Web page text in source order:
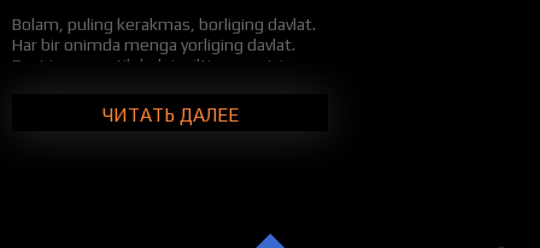
Bolam, puling kerakmas, borliging davlat.
Har bir onimda menga yorliging davlat.
Bag’rimga qaytib kelgin, iltimos qo’zim,
Sog’indim, bolam, ko’zlaringni,
ЧИТАТЬ ДАЛЕЕ